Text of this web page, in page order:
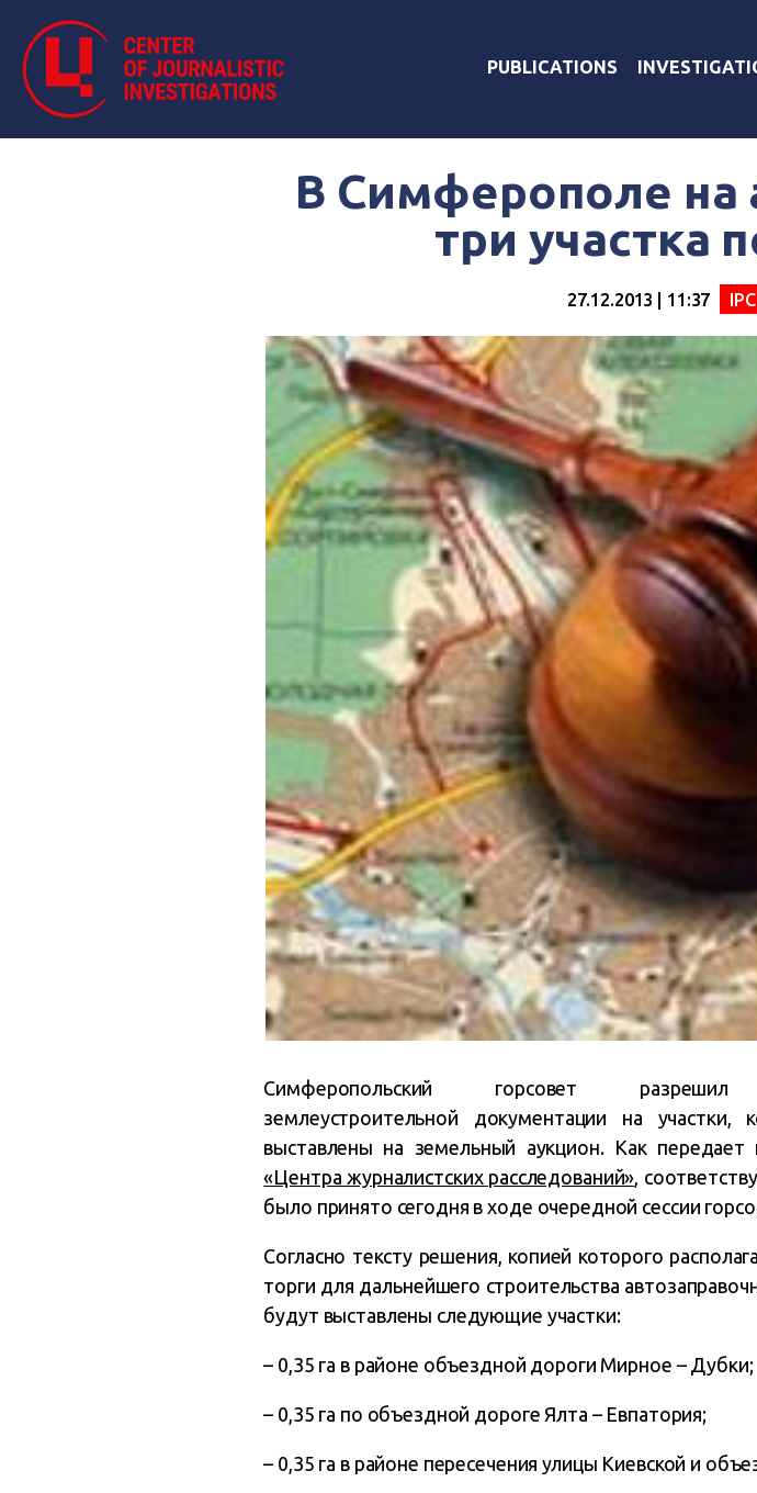
PUBLICATIONS
В Симферополе на
три участка
27.12.2013 | 11:37
Симферопольский горсовет разрешил
землеустроительной документации на участки,
выставлены на земельный аукцион. Как передает
«Центра журналистских расследований» ,
было принято сегодня в ходе очередной сессии
Согласно тексту решения, копией которого
торги для дальнейшего строительства
будут выставлены следующие участки:
– 0,35 га в районе объездной дороги Мирное – Дубки;
– 0,35 га по объездной дороге Ялта – Евпатория;
– 0,35 га в районе пересечения улицы Киевской и